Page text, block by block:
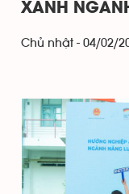
XANH
Chủ nhật - 04/02/